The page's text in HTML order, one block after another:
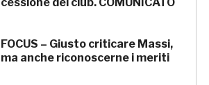
cessione del club. COMUNICATO
FOCUS – Giusto criticare Massi,
ma anche riconoscerne i meriti